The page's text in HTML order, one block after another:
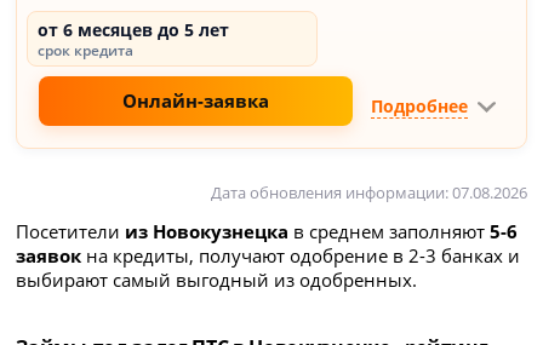
от 6 месяцев до 5 лет
срок кредита
Онлайн-заявка Подробнее
Дата обновления информации: 07.08.2026
Посетители из Новокузнецка в среднем заполняют5-6
заявок на кредиты, получают одобрение в 2-3 банках и
выбирают самый выгодный из одобренных.